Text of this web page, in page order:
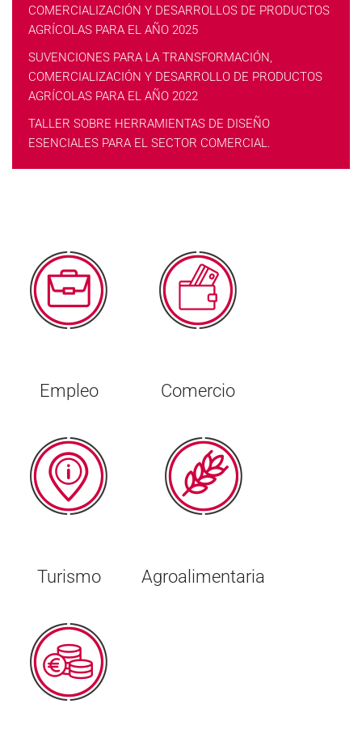
COMERCIALIZACIÓN Y DESARROLLOS DE PRODUCTOS
AGRÍCOLAS PARA EL AÑO 2025
SUVENCIONES PARA LA TRANSFORMACIÓN,
COMERCIALIZACIÓN Y DESARROLLO DE PRODUCTOS
AGRÍCOLAS PARA EL AÑO 2022
TALLER SOBRE HERRAMIENTAS DE DISEÑO
ESENCIALES PARA EL SECTOR COMERCIAL.
Empleo Comercio
Turismo Agroalimentaria